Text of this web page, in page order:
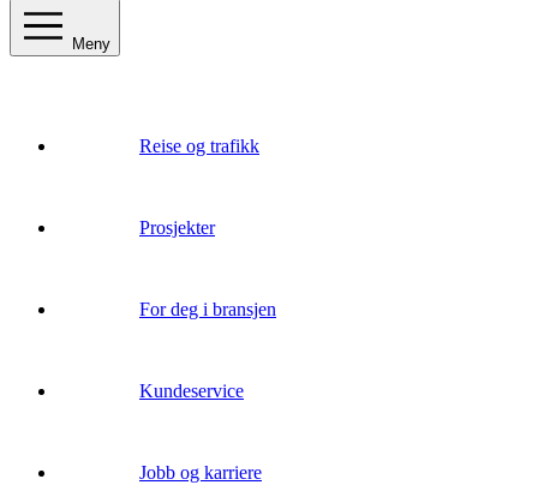
Meny
Reise og trafikk
Prosjekter
For deg i bransjen
Kundeservice
Jobb og karriere